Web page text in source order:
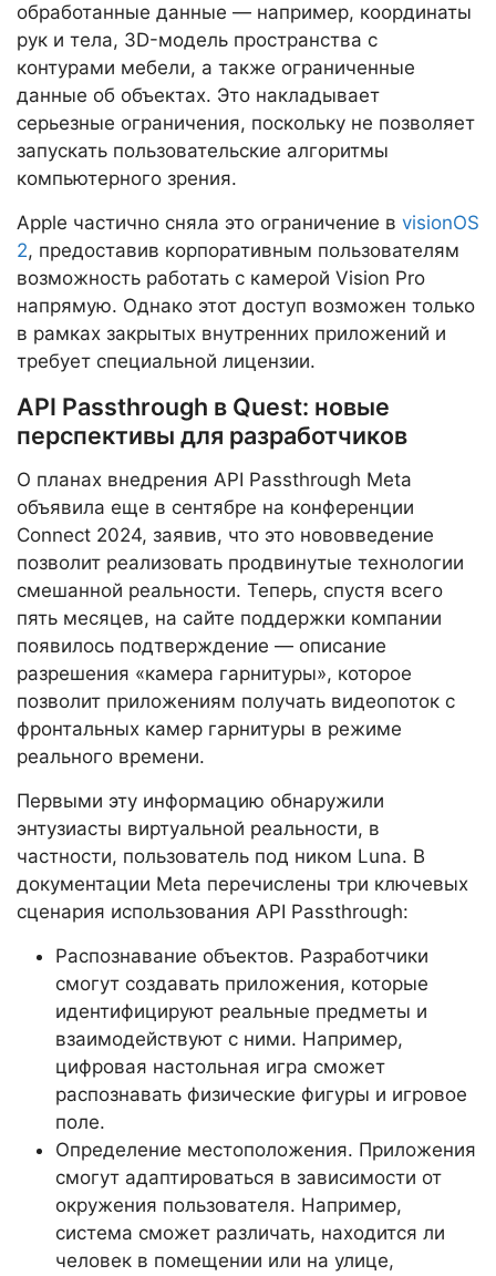
обработанные данные — например, координаты
рук и тела, 3D-модель пространства с
контурами мебели, а также ограниченные
данные об объектах. Это накладывает
серьезные ограничения, поскольку не позволяет
запускать пользовательские алгоритмы
компьютерного зрения.
Apple частично сняла это ограничение в visionOS
2, предоставив корпоративным пользователям
возможность работать с камерой Vision Pro
напрямую. Однако этот доступ возможен только
в рамках закрытых внутренних приложений и
требует специальной лицензии.
API Passthrough в Quest: новые
перспективы для разработчиков
О планах внедрения API Passthrough Meta
объявила еще в сентябре на конференции
Connect 2024, заявив, что это нововведение
позволит реализовать продвинутые технологии
смешанной реальности. Теперь, спустя всего
пять месяцев, на сайте поддержки компании
появилось подтверждение — описание
разрешения «камера гарнитуры», которое
позволит приложениям получать видеопоток с
фронтальных камер гарнитуры в режиме
реального времени.
Первыми эту информацию обнаружили
энтузиасты виртуальной реальности, в
частности, пользователь под ником Luna. В
документации Meta перечислены три ключевых
сценария использования API Passthrough:
Распознавание объектов. Разработчики
смогут создавать приложения, которые
идентифицируют реальные предметы и
взаимодействуют с ними. Например,
цифровая настольная игра сможет
распознавать физические фигуры и игровое
поле.
Определение местоположения. Приложения
смогут адаптироваться в зависимости от
окружения пользователя. Например,
система сможет различать, находится ли
человек в помещении или на улице,